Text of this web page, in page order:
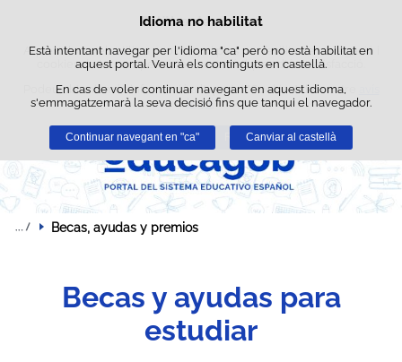
Política de cookies
Aquest lloc web utilitza cookies pròpies per facilitar la navegació i
cookies de tercers per obtenir estadístiques d'ús i satisfacció.
Podeu obtenir més informació a l'apartat "Cookies" del nostre
legal .
Acceptar Rebutjar
Idioma no habilitat
Està intentant navegar per l'idioma "ca" però no està habilitat en
aquest portal. Veurà els continguts en castellà.
En cas de voler continuar navegant en aquest idioma,
s'emmagatzemarà la seva decisió fins que tanqui el navegador.
Continuar navegant en "ca" Canviar al castellà
Passar al contingut
Becas, ayudas y premios
Becas y ayudas para
estudiar